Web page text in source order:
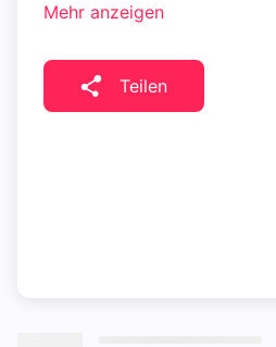
Mehr anzeigen
Teilen